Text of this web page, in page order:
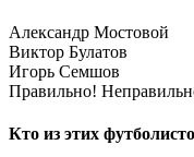
Александр Мостовой
Виктор Булатов
Игорь Семшов
Правильно!
Кто из этих